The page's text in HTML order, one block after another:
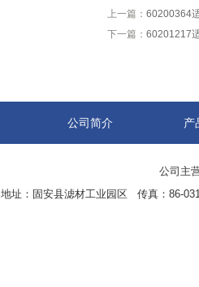
上一篇： 60200364
下一篇： 60201217
公司简介 产
公司主
地址：固安县滤材工业园区 传真：86-